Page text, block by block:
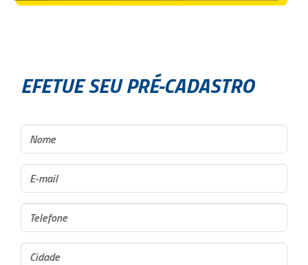
EFETUE SEU PRÉ-CADASTRO